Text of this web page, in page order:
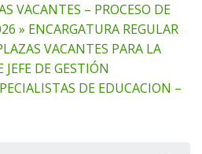
VACANTES – PROCESO DE
» ENCARGATURA REGULAR
VACANTES PARA LA
DE GESTIÓN
DE EDUCACION –